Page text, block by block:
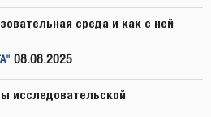
среда и как с ней
08.08.2025
исследовательской